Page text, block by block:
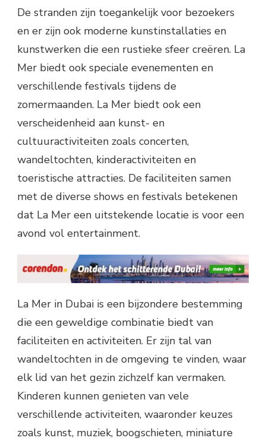
De stranden zijn toegankelijk voor bezoekers
en er zijn ook moderne kunstinstallaties en
kunstwerken die een rustieke sfeer creëren. La
Mer biedt ook speciale evenementen en
verschillende festivals tijdens de
zomermaanden. La Mer biedt ook een
verscheidenheid aan kunst- en
cultuuractiviteiten zoals concerten,
wandeltochten, kinderactiviteiten en
toeristische attracties. De faciliteiten samen
met de diverse shows en festivals betekenen
dat La Mer een uitstekende locatie is voor een
avond vol entertainment.
La Mer in Dubai is een bijzondere bestemming
die een geweldige combinatie biedt van
faciliteiten en activiteiten. Er zijn tal van
wandeltochten in de omgeving te vinden, waar
elk lid van het gezin zichzelf kan vermaken.
Kinderen kunnen genieten van vele
verschillende activiteiten, waaronder keuzes
zoals kunst, muziek, boogschieten, miniature